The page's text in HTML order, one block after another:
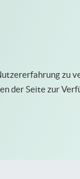
zu
der Seite zur